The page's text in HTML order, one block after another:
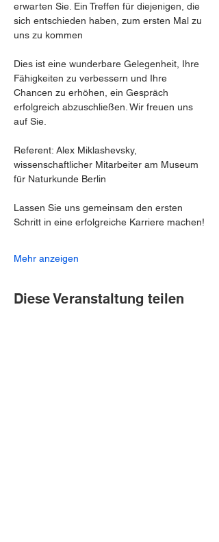
erwarten Sie. Ein Treffen für diejenigen, die
sich entschieden haben, zum ersten Mal zu
uns zu kommen
Dies ist eine wunderbare Gelegenheit, Ihre
Fähigkeiten zu verbessern und Ihre
Chancen zu erhöhen, ein Gespräch
erfolgreich abzuschließen. Wir freuen uns
auf Sie.
Referent: Alex Miklashevsky,
wissenschaftlicher Mitarbeiter am Museum
für Naturkunde Berlin
Lassen Sie uns gemeinsam den ersten
Schritt in eine erfolgreiche Karriere machen!
Mehr anzeigen
Diese Veranstaltung teilen